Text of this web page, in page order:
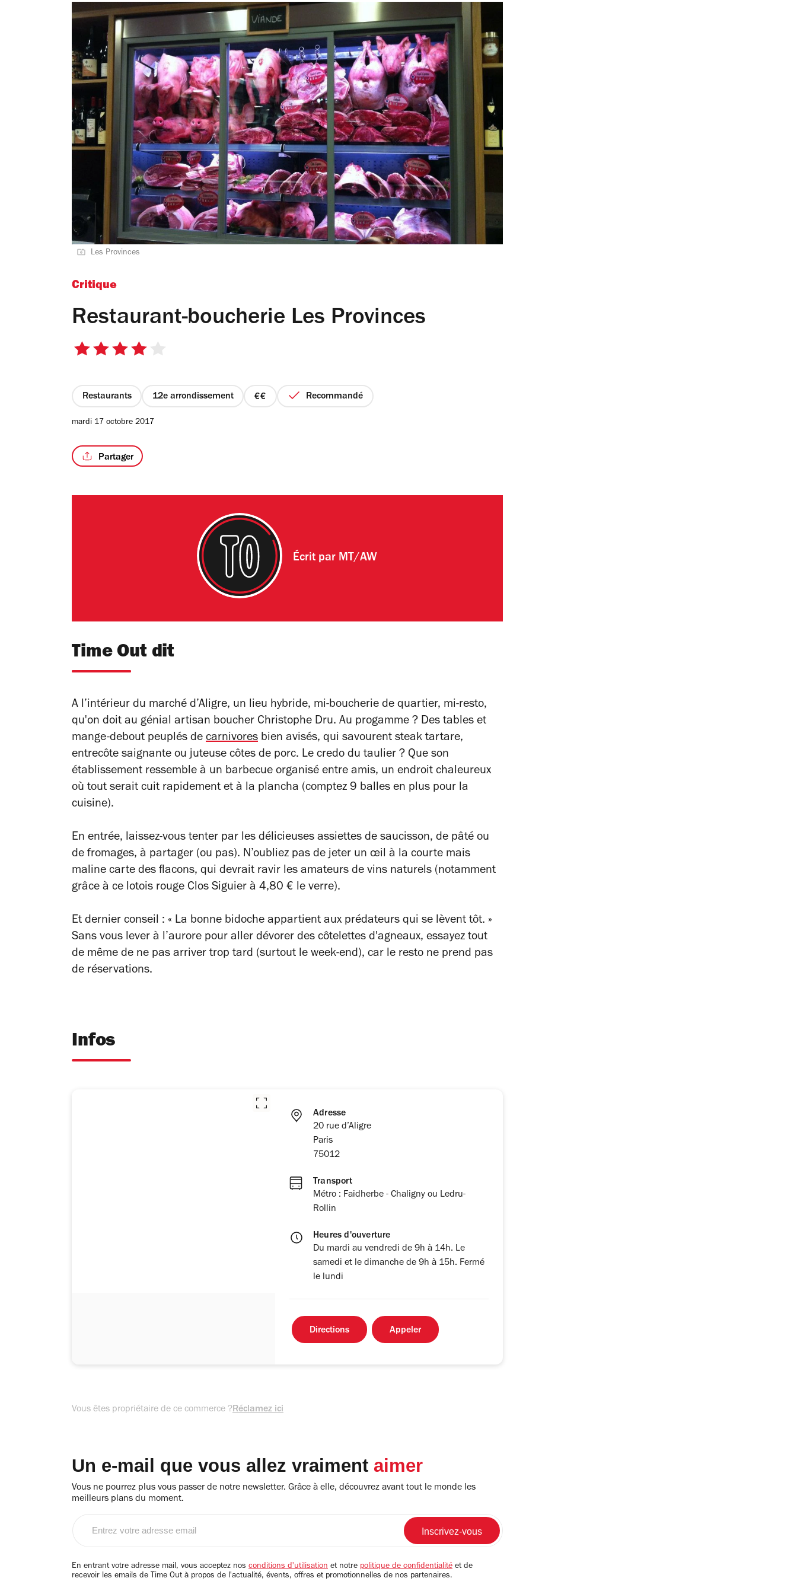
Les Provinces
Critique
Restaurant-boucherie Les Provinces
4
étoiles
Restaurants 12e arrondissement
prix
Recommandé
mardi 17 octobre 2017
Partager
Écrit par MT/AW
Time Out dit
A l’intérieur du marché d’Aligre, un lieu hybride, mi-boucherie de quartier, mi-resto,
qu'on doit au génial artisan boucher Christophe Dru. Au progamme ? Des tables et
mange-debout peuplés de carnivores bien avisés, qui savourent steak tartare,
entrecôte saignante ou juteuse côtes de porc. Le credo du taulier ? Que son
établissement ressemble à un barbecue organisé entre amis, un endroit chaleureux
où tout serait cuit rapidement et à la plancha (comptez 9 balles en plus pour la
cuisine).
En entrée, laissez-vous tenter par les délicieuses assiettes de saucisson, de pâté ou
de fromages, à partager (ou pas). N’oubliez pas de jeter un œil à la courte mais
maline carte des flacons, qui devrait ravir les amateurs de vins naturels (notamment
grâce à ce lotois rouge Clos Siguier à 4,80 € le verre).
Et dernier conseil : « La bonne bidoche appartient aux prédateurs qui se lèvent tôt. »
Sans vous lever à l’aurore pour aller dévorer des côtelettes d'agneaux, essayez tout
de même de ne pas arriver trop tard (surtout le week-end), car le resto ne prend pas
de réservations.
Infos
Adresse
20 rue d’Aligre
Paris
75012
Transport
Métro : Faidherbe - Chaligny ou Ledru-
Rollin
Heures d'ouverture
Du mardi au vendredi de 9h à 14h. Le
samedi et le dimanche de 9h à 15h. Fermé
le lundi
Directions Appeler
Vous êtes propriétaire de ce commerce ?Réclamez ici
Un e-mail que vous allez vraiment aimer
Vous ne pourrez plus vous passer de notre newsletter. Grâce à elle, découvrez avant tout le monde les
meilleurs plans du moment.
email
En entrant votre adresse mail, vous acceptez nos conditions d'utilisation et notre politique de confidentialité et de
recevoir les emails de Time Out à propos de l'actualité, évents, offres et promotionnelles de nos partenaires.